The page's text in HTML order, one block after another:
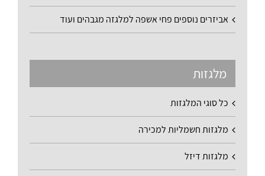
אביזרים נוספים פחי אשפה למלגזה מגבהים ועוד
מלגזות
כל סוגי המלגזות
מלגזות חשמליות למכירה
מלגזות דיזל